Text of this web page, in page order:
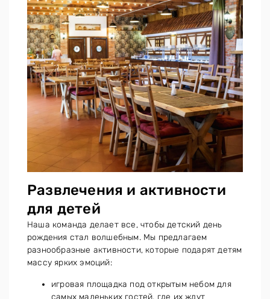
Развлечения и активности
для детей
Наша команда делает все, чтобы детский день
рождения стал волшебным. Мы предлагаем
разнообразные активности, которые подарят детям
массу ярких эмоций:
игровая площадка под открытым небом для
самых маленьких гостей, где их ждут